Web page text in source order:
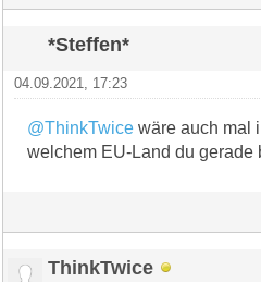
*Steffen*
04.09.2021, 17:23
@ThinkTwice wäre auch mal
welchem EU-Land du
ThinkTwice